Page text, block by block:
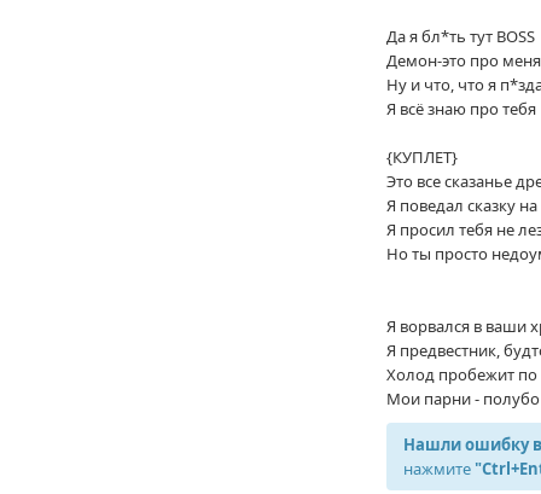
Да я бл*ть тут BOSS
Демон-это про меня
Ну и что, что я
Я всё знаю про тебя
{КУПЛЕТ}
Это все сказанье
Я поведал сказку
Я просил тебя не
Но ты просто
Я ворвался в ваши
Я предвестник,
Холод пробежит по
Мои парни -
Нашли ошибку в
нажмите